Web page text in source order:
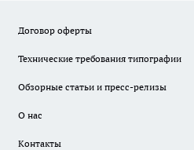
Договор оферты
Технические требования типографии
Обзорные статьи и пресс-релизы
О нас
Контакты